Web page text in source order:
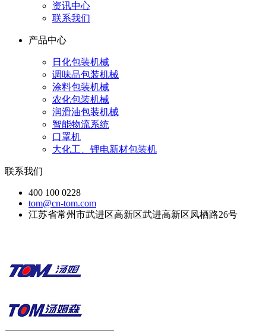
资讯中心
联系我们
产品中心
日化包装机械
调味品包装机械
涂料包装机械
农化包装机械
润滑油包装机械
智能物流系统
口罩机
大化工、锂电新材包装机
联系我们
400 100 0228
tom@cn-tom.com
江苏省常州市武进区高新区武进高新区凤栖路26号